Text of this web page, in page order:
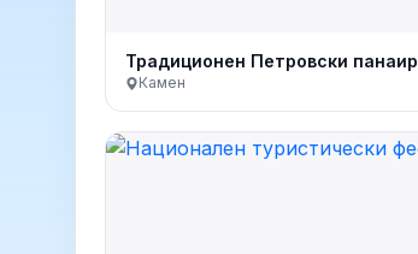
Традиционен Петровски панаир
Камен